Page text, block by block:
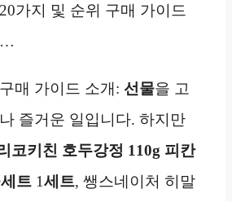
가지 및 순위 구매 가이드
…
구매 가이드 소개: 선물을 고
즐거운 일입니다. 하지만
코키친 호두강정 110g 피칸
트 1세트, 쌩스네이처 히말